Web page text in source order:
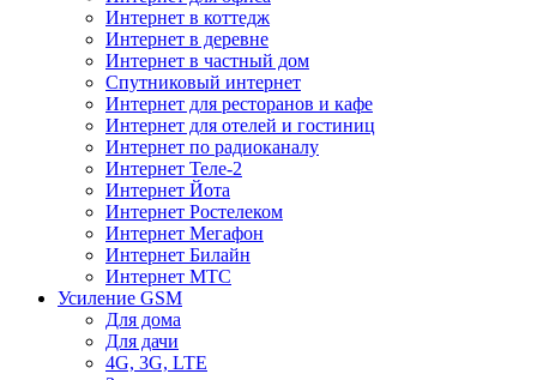
Интернет в коттедж
Интернет в деревне
Интернет в частный дом
Спутниковый интернет
Интернет для ресторанов и кафе
Интернет для отелей и гостиниц
Интернет по радиоканалу
Интернет Теле-2
Интернет Йота
Интернет Ростелеком
Интернет Мегафон
Интернет Билайн
Интернет МТС
Усиление GSM
Для дома
Для дачи
4G, 3G, LTE